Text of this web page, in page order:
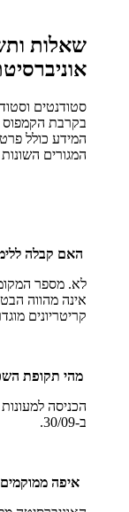
שאלות
סטודנטים
בקרבת הקמפוס
המידע כולל
המגורים
האם קבלה
לא. מספר
אינה מהווה
קריטריונים
מהי תקופת
ב-30/09.
איפה